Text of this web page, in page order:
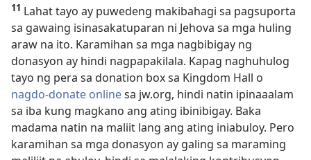
11 Lahat tayo ay puwedeng makibahagi sa pagsuporta
sa gawaing isinasakatuparan ni Jehova sa mga huling
araw na ito. Karamihan sa mga nagbibigay ng
donasyon ay hindi nagpapakilala. Kapag naghuhulog
tayo ng pera sa donation box sa Kingdom Hall o
nagdo-donate onlinesa jw.org, hindi natin ipinaaalam
sa iba kung magkano ang ating ibinibigay. Baka
madama natin na maliit lang ang ating iniabuloy. Pero
karamihan sa mga donasyon ay galing sa maraming